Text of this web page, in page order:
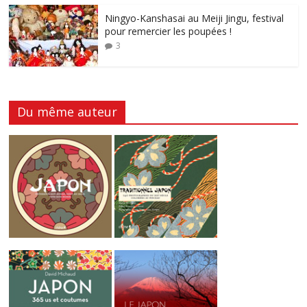
Ningyo-Kanshasai au Meiji Jingu, festival
pour remercier les poupées !
3
Du même auteur